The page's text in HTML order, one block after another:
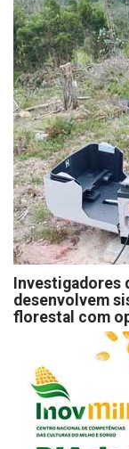
Investigadores
desenvolvem
florestal com